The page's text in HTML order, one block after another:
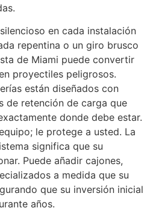
en cada instalación
repentina o un giro brusco
de Miami puede convertir
proyectiles peligrosos.
están diseñados con
de retención de carga que
donde debe estar.
le protege a usted. La
significa que su
Puede añadir cajones,
a medida que su
que su inversión inicial
años.